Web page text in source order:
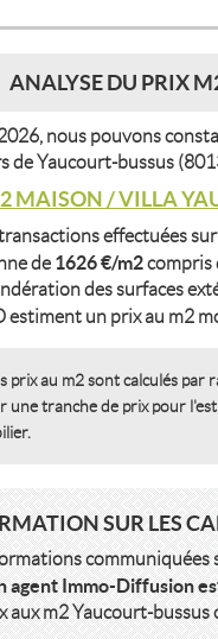
ANALYSE DU PRIX
nous pouvons
de Yaucourt-bussus
MAISON / VILLA
effectuées
de 1626 €/m2compris
des surfaces
estiment un prix au m2
prix au m2 sont calculés
une tranche de prix pour
SUR LES
agent Immo-Diffusion
aux m2 Yaucourt-